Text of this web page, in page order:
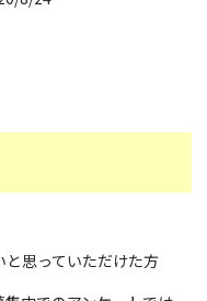
思っていただけた方